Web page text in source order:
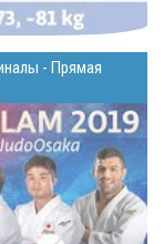
- Прямая